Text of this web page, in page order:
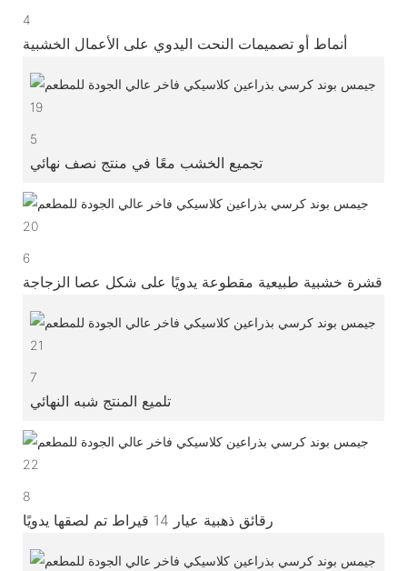
4
أنماط أو تصميمات النحت اليدوي على الأعمال الخشبية
5
تجميع الخشب معًا في منتج نصف نهائي
6
قشرة خشبية طبيعية مقطوعة يدويًا على شكل عصا الزجاجة
7
تلميع المنتج شبه النهائي
8
رقائق ذهبية عيار 14 قيراط تم لصقها يدويًا